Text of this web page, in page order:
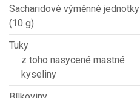
Sacharidové výměnné jednotky
(10 g)
Tuky
z toho nasycené mastné
kyseliny